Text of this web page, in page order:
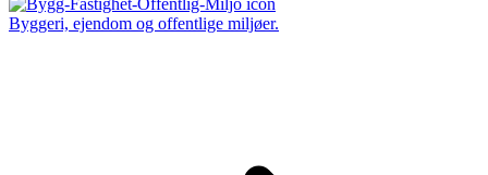
Byggeri, ejendom og offentlige miljøer.